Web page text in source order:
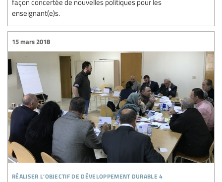
façon concertée de nouvelles politiques pour les
enseignant(e)s.
réaliser l’objectif de développement durable 4
15 mars 2018